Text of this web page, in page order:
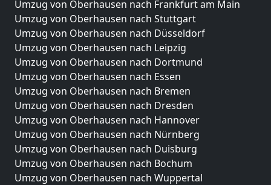
Umzug von Oberhausen nach Frankfurt am Main
Umzug von Oberhausen nach Stuttgart
Umzug von Oberhausen nach Düsseldorf
Umzug von Oberhausen nach Leipzig
Umzug von Oberhausen nach Dortmund
Umzug von Oberhausen nach Essen
Umzug von Oberhausen nach Bremen
Umzug von Oberhausen nach Dresden
Umzug von Oberhausen nach Hannover
Umzug von Oberhausen nach Nürnberg
Umzug von Oberhausen nach Duisburg
Umzug von Oberhausen nach Bochum
Umzug von Oberhausen nach Wuppertal